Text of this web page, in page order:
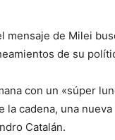
mensaje de Milei
de su
con un «súper
la cadena, una
Catalán.